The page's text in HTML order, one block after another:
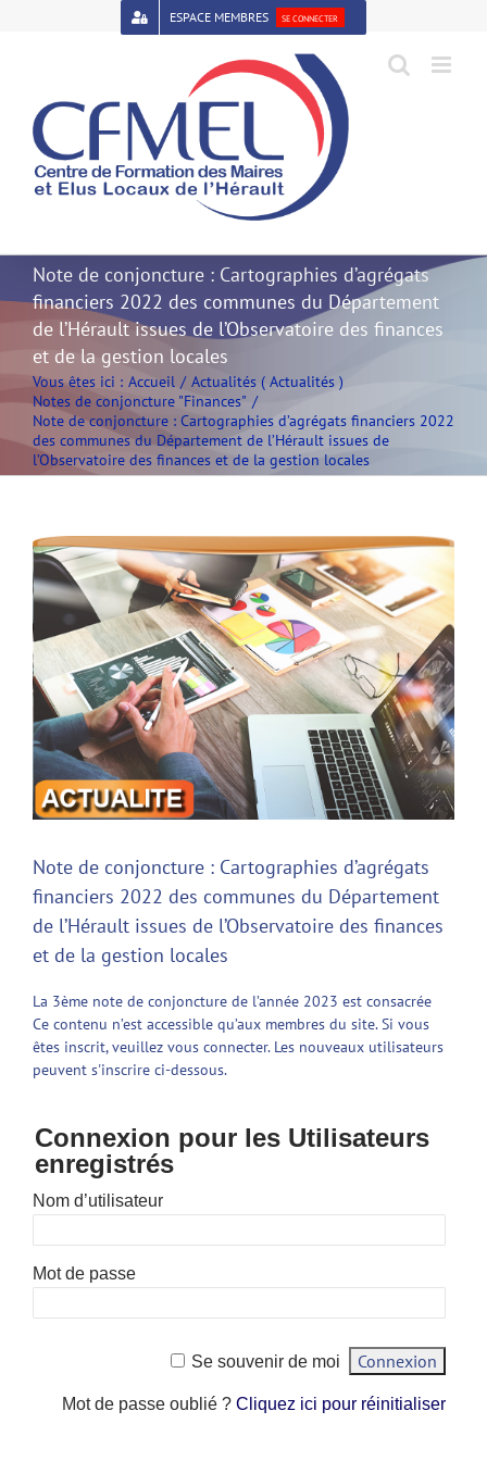
Open toolbar
ESPACE MEMBRES SE CONNECTER
Note de conjoncture : Cartographies d’agrégats
financiers 2022 des communes du Département
de l’Hérault issues de l’Observatoire des finances
et de la gestion locales
Vous êtes ici : Accueil
Actualités ( Actualités )
Notes de conjoncture "Finances"
Note de conjoncture : Cartographies d’agrégats financiers 2022
des communes du Département de l’Hérault issues de
l’Observatoire des finances et de la gestion locales
Voir
l'image
agrandie
Note de conjoncture : Cartographies d’agrégats
financiers 2022 des communes du Département
de l’Hérault issues de l’Observatoire des finances
et de la gestion locales
La 3ème note de conjoncture de l’année 2023 est consacrée
Ce contenu n’est accessible qu’aux membres du site. Si vous
êtes inscrit, veuillez vous connecter. Les nouveaux utilisateurs
peuvent s'inscrire ci-dessous.
Connexion pour les Utilisateurs
enregistrés
Nom d’utilisateur
Mot de passe
Se souvenir de moi
Mot de passe oublié ?Cliquez ici pour réinitialiser